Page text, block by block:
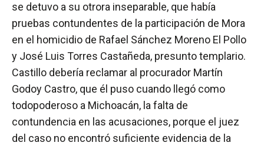
se detuvo a su otrora inseparable, que había
pruebas contundentes de la participación de Mora
en el homicidio de Rafael Sánchez Moreno El Pollo
y José Luis Torres Castañeda, presunto templario.
Castillo debería reclamar al procurador Martín
Godoy Castro, que él puso cuando llegó como
todopoderoso a Michoacán, la falta de
contundencia en las acusaciones, porque el juez
del caso no encontró suficiente evidencia de la